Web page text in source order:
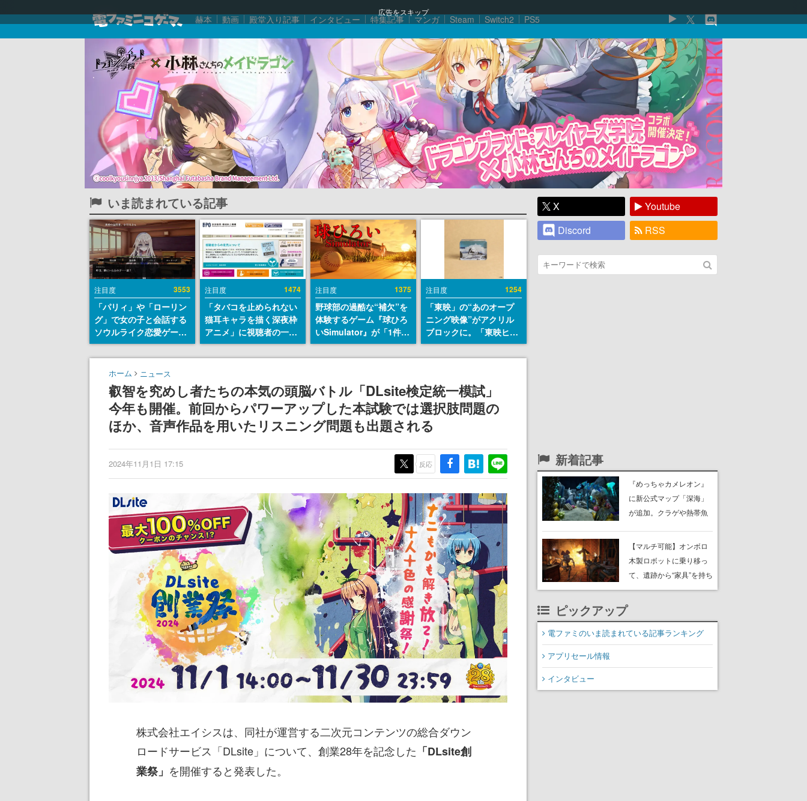
広告をスキップ
赫本 動画 殿堂入り記事 インタビュー 特集記事 マンガ Steam Switch2 PS5
いま読まれている記事
注目度 3553
「パリィ」や「ローリン
グ」で女の子と会話する
ソウルライク恋愛ゲーム
『小早川さんはソウルラ
イク』無料公開。返事に
失敗すると「YOU
DIED」
注目度 1474
「タバコを止められない
猫耳キャラを描く深夜枠
アニメ」に視聴者の一部
から批判意見。違法薬物
の使用と思しき描写も含
注目度 1375
野球部の過酷な“補欠”を
体験するゲーム『球ひろ
いSimulator』が「1件」
のウィッシュリストをも
とにチェコ語に対応し
ダム・カム』開発元やチ
ェコのプロ野球選手から
称賛の声
注目度 1254
「東映」の“あのオープ
ニング映像”がアクリル
ブロックに。「東映ヒス
トリカル グッズコレクシ
ョン」が8月下旬より発
ホーム ニュース
叡智を究めし者たちの本気の頭脳バトル「DLsite検定統一模試」
今年も開催。前回からパワーアップした本試験では選択肢問題の
ほか、音声作品を用いたリスニング問題も出題される
2024年11月1日 17:15 反応
株式会社エイシスは、同社が運営する二次元コンテンツの総合ダウン
ロードサービス「DLsite」について、創業28年を記念した 「DLsite創
業祭」 を開催すると発表した。
X
Youtube
Discord
RSS
新着記事
『めっちゃカメレオン』
に新公式マップ「深海」
が追加。クラゲや熱帯魚
や大きな貝も
【マルチ可能】オンボロ
木製ロボットに乗り移っ
て、遺跡から“家具”を持ち
帰るホラーアクションゲ
売。迫る“腐敗”から逃げ延
び、持ち帰った家具で基
ピックアップ
電ファミのいま読まれている記事ランキング
アプリセール情報
インタビュー